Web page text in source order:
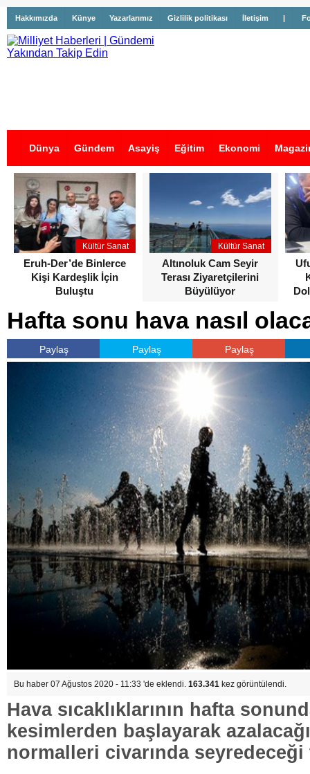
Hakkımızda Künye Yazarlarımız Gizlilik politikası İletişim |
Dünya Gündem Asayiş Eğitim Ekonomi
İş İlanları
Kültür Sanat
Eruh-Der’de Binlerce
Kişi Kardeşlik İçin
Buluştu
Kültür Sanat
Altınoluk Cam Seyir
Terası Ziyaretçilerini
Büyülüyor
Hafta sonu hava nasıl
Paylaş Paylaş Paylaş
Bu haber 07 Ağustos 2020 - 11:33 'de eklendi. 163.341 kez görüntülendi.
Hava sıcaklıklarının hafta
kesimlerden başlayarak
normalleri civarında